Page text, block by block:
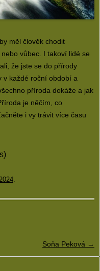
měl člověk chodit
vůbec. I takoví lidé se
že jste se do přírody
v každé roční období a
příroda dokáže a jak
je něčím, co
i vy trávit více času
.
Soňa Peková →